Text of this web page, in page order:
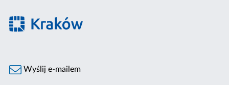
Wyślij e-mailem